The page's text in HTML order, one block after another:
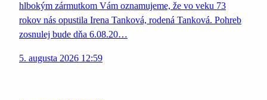
hlbokým zármutkom Vám oznamujeme, že vo veku 73
rokov nás opustila Irena Tanková, rodená Tanková. Pohreb
zosnulej bude dňa 6.08.20…
5. augusta 2026 12:59